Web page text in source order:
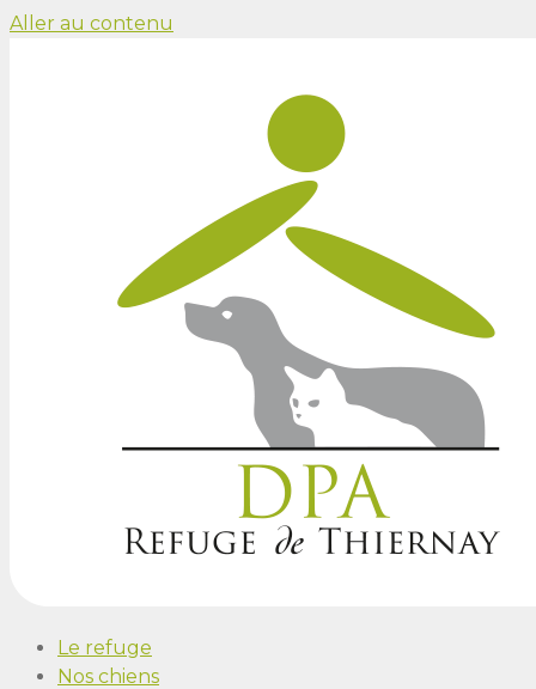
Aller au contenu
Le refuge
Nos chiens